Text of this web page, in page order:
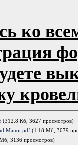
ко
(312.8 Кб, 3627 просмотров)
Manor.pdf (1.18 Мб, 3079
3136 просмотров)